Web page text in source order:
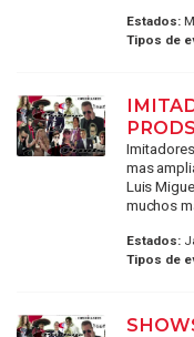
Estados:
Tipos de
PRODS
Imitadores
mas
Luis
muchos
Estados:
Tipos de